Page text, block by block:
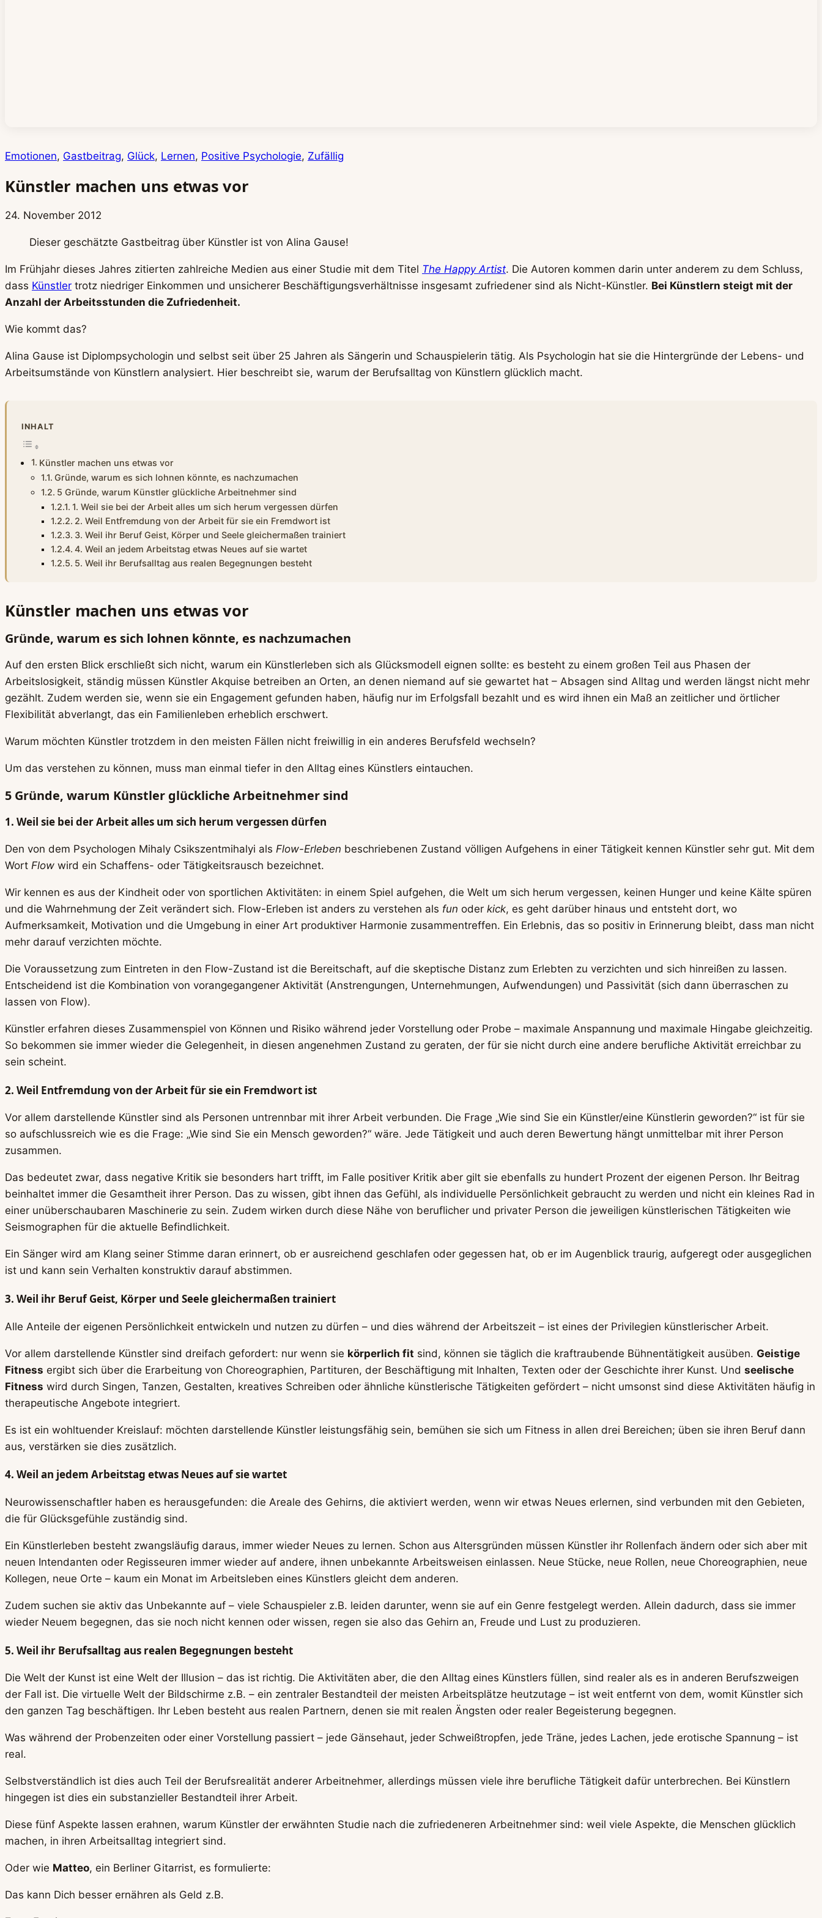
Emotionen, Gastbeitrag, Glück, Lernen, Positive Psychologie, Zufällig
Künstler machen uns etwas vor
24. November 2012
Dieser geschätzte Gastbeitrag über Künstler ist von Alina Gause!
Im Frühjahr dieses Jahres zitierten zahlreiche Medien aus einer Studie mit dem Titel The Happy Artist. Die Autoren kommen darin unter anderem zu dem Schluss,
dass Künstler trotz niedriger Einkommen und unsicherer Beschäftigungsverhältnisse insgesamt zufriedener sind als Nicht-Künstler. Bei Künstlern steigt mit der
Anzahl der Arbeitsstunden die Zufriedenheit.
Wie kommt das?
Alina Gause ist Diplompsychologin und selbst seit über 25 Jahren als Sängerin und Schauspielerin tätig. Als Psychologin hat sie die Hintergründe der Lebens- und
Arbeitsumstände von Künstlern analysiert. Hier beschreibt sie, warum der Berufsalltag von Künstlern glücklich macht.
INHALT
Künstler machen uns etwas vor
Gründe, warum es sich lohnen könnte, es nachzumachen
5 Gründe, warum Künstler glückliche Arbeitnehmer sind
1. Weil sie bei der Arbeit alles um sich herum vergessen dürfen
2. Weil Entfremdung von der Arbeit für sie ein Fremdwort ist
3. Weil ihr Beruf Geist, Körper und Seele gleichermaßen trainiert
4. Weil an jedem Arbeitstag etwas Neues auf sie wartet
5. Weil ihr Berufsalltag aus realen Begegnungen besteht
Künstler machen uns etwas vor
Gründe, warum es sich lohnen könnte, es nachzumachen
Auf den ersten Blick erschließt sich nicht, warum ein Künstlerleben sich als Glücksmodell eignen sollte: es besteht zu einem großen Teil aus Phasen der
Arbeitslosigkeit, ständig müssen Künstler Akquise betreiben an Orten, an denen niemand auf sie gewartet hat – Absagen sind Alltag und werden längst nicht mehr
gezählt. Zudem werden sie, wenn sie ein Engagement gefunden haben, häufig nur im Erfolgsfall bezahlt und es wird ihnen ein Maß an zeitlicher und örtlicher
Flexibilität abverlangt, das ein Familienleben erheblich erschwert.
Warum möchten Künstler trotzdem in den meisten Fällen nicht freiwillig in ein anderes Berufsfeld wechseln?
Um das verstehen zu können, muss man einmal tiefer in den Alltag eines Künstlers eintauchen.
5 Gründe, warum Künstler glückliche Arbeitnehmer sind
1. Weil sie bei der Arbeit alles um sich herum vergessen dürfen
Den von dem Psychologen Mihaly Csikszentmihalyi als Flow-Erleben beschriebenen Zustand völligen Aufgehens in einer Tätigkeit kennen Künstler sehr gut. Mit dem
Wort Flow wird ein Schaffens- oder Tätigkeitsrausch bezeichnet.
Wir kennen es aus der Kindheit oder von sportlichen Aktivitäten: in einem Spiel aufgehen, die Welt um sich herum vergessen, keinen Hunger und keine Kälte spüren
und die Wahrnehmung der Zeit verändert sich. Flow-Erleben ist anders zu verstehen als fun oder kick, es geht darüber hinaus und entsteht dort, wo
Aufmerksamkeit, Motivation und die Umgebung in einer Art produktiver Harmonie zusammentreffen. Ein Erlebnis, das so positiv in Erinnerung bleibt, dass man nicht
mehr darauf verzichten möchte.
Die Voraussetzung zum Eintreten in den Flow-Zustand ist die Bereitschaft, auf die skeptische Distanz zum Erlebten zu verzichten und sich hinreißen zu lassen.
Entscheidend ist die Kombination von vorangegangener Aktivität (Anstrengungen, Unternehmungen, Aufwendungen) und Passivität (sich dann überraschen zu
lassen von Flow).
Künstler erfahren dieses Zusammenspiel von Können und Risiko während jeder Vorstellung oder Probe – maximale Anspannung und maximale Hingabe gleichzeitig.
So bekommen sie immer wieder die Gelegenheit, in diesen angenehmen Zustand zu geraten, der für sie nicht durch eine andere berufliche Aktivität erreichbar zu
sein scheint.
2. Weil Entfremdung von der Arbeit für sie ein Fremdwort ist
Vor allem darstellende Künstler sind als Personen untrennbar mit ihrer Arbeit verbunden. Die Frage „Wie sind Sie ein Künstler/eine Künstlerin geworden?“ ist für sie
so aufschlussreich wie es die Frage: „Wie sind Sie ein Mensch geworden?“ wäre. Jede Tätigkeit und auch deren Bewertung hängt unmittelbar mit ihrer Person
zusammen.
Das bedeutet zwar, dass negative Kritik sie besonders hart trifft, im Falle positiver Kritik aber gilt sie ebenfalls zu hundert Prozent der eigenen Person. Ihr Beitrag
beinhaltet immer die Gesamtheit ihrer Person. Das zu wissen, gibt ihnen das Gefühl, als individuelle Persönlichkeit gebraucht zu werden und nicht ein kleines Rad in
einer unüberschaubaren Maschinerie zu sein. Zudem wirken durch diese Nähe von beruflicher und privater Person die jeweiligen künstlerischen Tätigkeiten wie
Seismographen für die aktuelle Befindlichkeit.
Ein Sänger wird am Klang seiner Stimme daran erinnert, ob er ausreichend geschlafen oder gegessen hat, ob er im Augenblick traurig, aufgeregt oder ausgeglichen
ist und kann sein Verhalten konstruktiv darauf abstimmen.
3. Weil ihr Beruf Geist, Körper und Seele gleichermaßen trainiert
Alle Anteile der eigenen Persönlichkeit entwickeln und nutzen zu dürfen – und dies während der Arbeitszeit – ist eines der Privilegien künstlerischer Arbeit.
Vor allem darstellende Künstler sind dreifach gefordert: nur wenn sie körperlich fit sind, können sie täglich die kraftraubende Bühnentätigkeit ausüben. Geistige
Fitness ergibt sich über die Erarbeitung von Choreographien, Partituren, der Beschäftigung mit Inhalten, Texten oder der Geschichte ihrer Kunst. Und seelische
Fitness wird durch Singen, Tanzen, Gestalten, kreatives Schreiben oder ähnliche künstlerische Tätigkeiten gefördert – nicht umsonst sind diese Aktivitäten häufig in
therapeutische Angebote integriert.
Es ist ein wohltuender Kreislauf: möchten darstellende Künstler leistungsfähig sein, bemühen sie sich um Fitness in allen drei Bereichen; üben sie ihren Beruf dann
aus, verstärken sie dies zusätzlich.
4. Weil an jedem Arbeitstag etwas Neues auf sie wartet
Neurowissenschaftler haben es herausgefunden: die Areale des Gehirns, die aktiviert werden, wenn wir etwas Neues erlernen, sind verbunden mit den Gebieten,
die für Glücksgefühle zuständig sind.
Ein Künstlerleben besteht zwangsläufig daraus, immer wieder Neues zu lernen. Schon aus Altersgründen müssen Künstler ihr Rollenfach ändern oder sich aber mit
neuen Intendanten oder Regisseuren immer wieder auf andere, ihnen unbekannte Arbeitsweisen einlassen. Neue Stücke, neue Rollen, neue Choreographien, neue
Kollegen, neue Orte – kaum ein Monat im Arbeitsleben eines Künstlers gleicht dem anderen.
Zudem suchen sie aktiv das Unbekannte auf – viele Schauspieler z.B. leiden darunter, wenn sie auf ein Genre festgelegt werden. Allein dadurch, dass sie immer
wieder Neuem begegnen, das sie noch nicht kennen oder wissen, regen sie also das Gehirn an, Freude und Lust zu produzieren.
5. Weil ihr Berufsalltag aus realen Begegnungen besteht
Die Welt der Kunst ist eine Welt der Illusion – das ist richtig. Die Aktivitäten aber, die den Alltag eines Künstlers füllen, sind realer als es in anderen Berufszweigen
der Fall ist. Die virtuelle Welt der Bildschirme z.B. – ein zentraler Bestandteil der meisten Arbeitsplätze heutzutage – ist weit entfernt von dem, womit Künstler sich
den ganzen Tag beschäftigen. Ihr Leben besteht aus realen Partnern, denen sie mit realen Ängsten oder realer Begeisterung begegnen.
Was während der Probenzeiten oder einer Vorstellung passiert – jede Gänsehaut, jeder Schweißtropfen, jede Träne, jedes Lachen, jede erotische Spannung – ist
real.
Selbstverständlich ist dies auch Teil der Berufsrealität anderer Arbeitnehmer, allerdings müssen viele ihre berufliche Tätigkeit dafür unterbrechen. Bei Künstlern
hingegen ist dies ein substanzieller Bestandteil ihrer Arbeit.
Diese fünf Aspekte lassen erahnen, warum Künstler der erwähnten Studie nach die zufriedeneren Arbeitnehmer sind: weil viele Aspekte, die Menschen glücklich
machen, in ihren Arbeitsalltag integriert sind.
Oder wie Matteo, ein Berliner Gitarrist, es formulierte:
Das kann Dich besser ernähren als Geld z.B.